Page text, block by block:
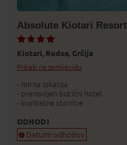
Absolute Kiotari Resort
Kiotari, Rodos, Grčija
Prikaži na zemljevidu
- mirna lokacija
- prenovljen butični hotel
- kvalitetne storitve
ODHODI
Datumi odhodov